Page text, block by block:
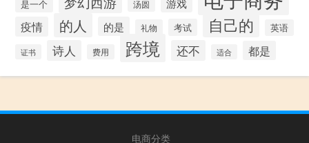
是一个 汤圆 游戏
疫情 的人 的是 礼物 考试 自己的 英语
证书 诗人 费用 跨境 还不 适合 都是
电商分类